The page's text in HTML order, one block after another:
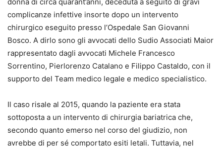
complicanze infettive insorte dopo un intervento
chirurgico eseguito presso l’Ospedale San Giovanni
Bosco. A dirlo sono gli avvocati dello Sudio Associati Maior
rappresentato dagli avvocati Michele Francesco
Sorrentino, Pierlorenzo Catalano e Filippo Castaldo, con il
supporto del Team medico legale e medico specialistico.
Il caso risale al 2015, quando la paziente era stata
sottoposta a un intervento di chirurgia bariatrica che,
secondo quanto emerso nel corso del giudizio, non
avrebbe di per sé comportato esiti letali. Tuttavia, nel